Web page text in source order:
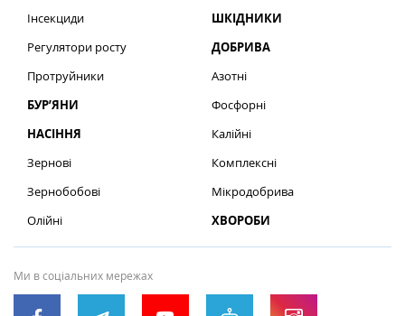
Інсекциди
Регулятори росту
Протруйники
БУР’ЯНИ
НАСІННЯ
Зернові
Зернобобові
Олійні
ШКІДНИКИ
ДОБРИВА
Азотні
Фосфорні
Калійні
Комплексні
Мікродобрива
ХВОРОБИ
Ми в соціальних мережах